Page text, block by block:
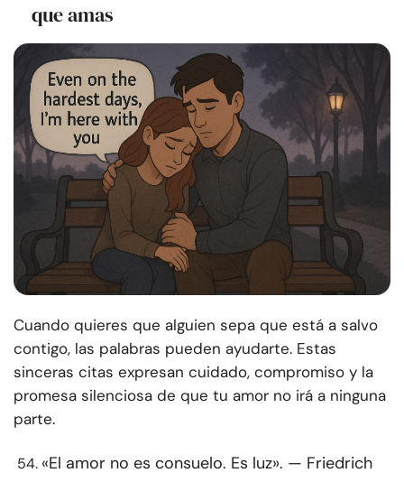
que amas
Cuando quieres que alguien sepa que está a salvo
contigo, las palabras pueden ayudarte. Estas
sinceras citas expresan cuidado, compromiso y la
promesa silenciosa de que tu amor no irá a ninguna
parte.
«El amor no es consuelo. Es luz». — Friedrich